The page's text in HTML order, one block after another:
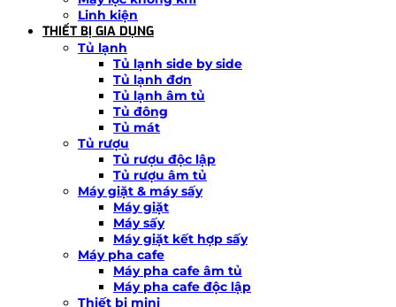
Linh kiện
THIẾT BỊ GIA DỤNG
Tủ lạnh
Tủ lạnh side by side
Tủ lạnh đơn
Tủ lạnh âm tủ
Tủ đông
Tủ mát
Tủ rượu
Tủ rượu độc lập
Tủ rượu âm tủ
Máy giặt & máy sấy
Máy giặt
Máy sấy
Máy giặt kết hợp sấy
Máy pha cafe
Máy pha cafe âm tủ
Máy pha cafe độc lập
Thiết bị mini